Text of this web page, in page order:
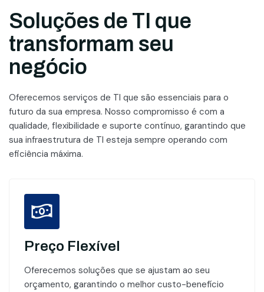
Soluções de TI que
transformam seu
negócio
Oferecemos serviços de TI que são essenciais para o
futuro da sua empresa. Nosso compromisso é com a
qualidade, flexibilidade e suporte contínuo, garantindo que
sua infraestrutura de TI esteja sempre operando com
eficiência máxima.
Preço Flexível
Oferecemos soluções que se ajustam ao seu
orçamento, garantindo o melhor custo-benefício